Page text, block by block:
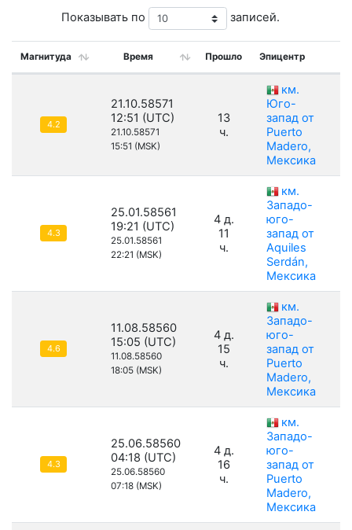
Показывать по записей.
Магнитуда Время Прошло Эпицентр
4.2
21.10.58571
12:51 (UTC)
21.10.58571
15:51 (MSK)
13
ч.
км.
Юго-
запад от
Puerto
Madero,
Мексика
4.3
25.01.58561
19:21 (UTC)
25.01.58561
22:21 (MSK)
4 д.
11
ч.
км.
Западо-
юго-
запад от
Aquiles
Serdán,
Мексика
4.6
11.08.58560
15:05 (UTC)
11.08.58560
18:05 (MSK)
4 д.
15
ч.
км.
Западо-
юго-
запад от
Puerto
Madero,
Мексика
4.3
25.06.58560
04:18 (UTC)
25.06.58560
07:18 (MSK)
4 д.
16
ч.
км.
Западо-
юго-
запад от
Puerto
Madero,
Мексика